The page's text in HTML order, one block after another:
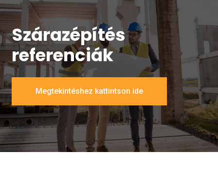
Szárazépítés
referenciák
Megtekintéshez kattintson ide